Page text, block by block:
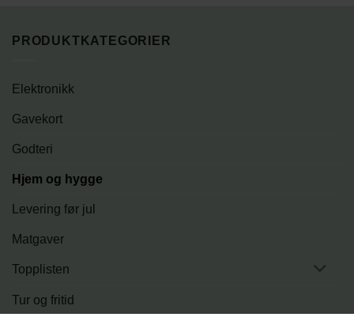
PRODUKTKATEGORIER
Elektronikk
Gavekort
Godteri
Hjem og hygge
Levering før jul
Matgaver
Topplisten
Tur og fritid